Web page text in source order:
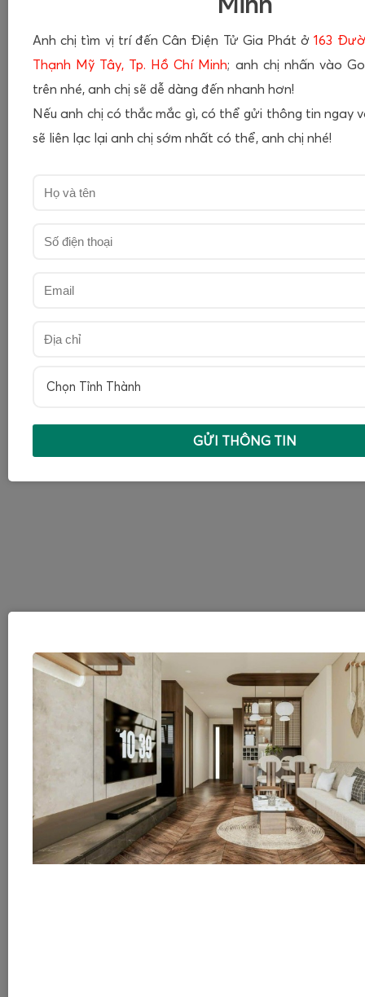
Anh chị tìm vị trí đến Cân Điện Tử Gia Phát ở163
Thạnh Mỹ Tây, Tp. Hồ Chí Minh; anh chị nhấn vào
trên nhé, anh chị sẽ dễ dàng đến nhanh hơn!
Nếu anh chị có thắc mắc gì, có thể gửi thông tin ngay
sẽ liên lạc lại anh chị sớm nhất có thể, anh chị nhé!
Chọn Tỉnh Thành
GỬI THÔNG TIN